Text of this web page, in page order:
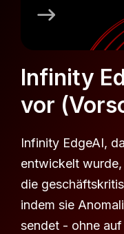
Infinity
vor
Infinity EdgeAI,
entwickelt
die
indem sie
sendet - ohne